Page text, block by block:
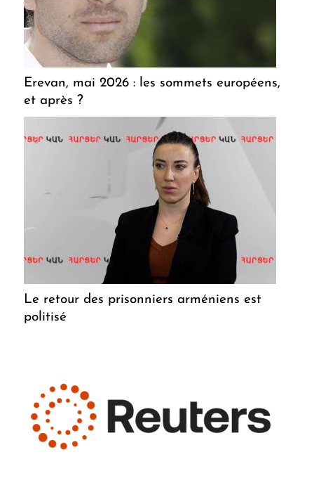
Erevan, mai 2026 : les sommets européens,
et après ?
Le retour des prisonniers arméniens est
politisé